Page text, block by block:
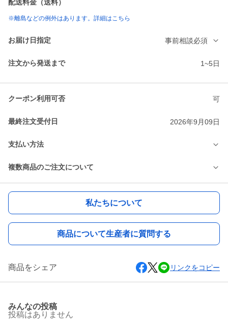
配送料金（送料）
※離島などの例外はあります。詳細はこちら
お届け日指定 事前相談必須
注文から発送まで 1~5日
クーポン利用可否 可
最終注文受付日 2026年9月09日
支払い方法
複数商品のご注文について
私たちについて
商品について生産者に質問する
商品をシェア リンクをコピー
みんなの投稿
投稿はありません